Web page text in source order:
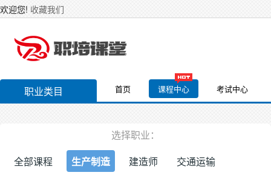
欢迎您! 收藏我们
职业类目 首页 课程中心 考试中心
选择职业：
全部课程
生产制造 建造师 交通运输